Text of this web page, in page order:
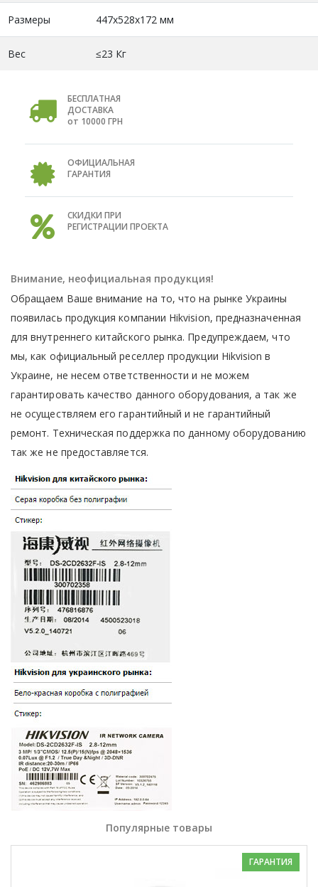
Размеры 447x528x172 мм
Вес ≤23 Кг
БЕСПЛАТНАЯ
ДОСТАВКА
от 10000 ГРН
ОФИЦИАЛЬНАЯ
ГАРАНТИЯ
СКИДКИ ПРИ
РЕГИСТРАЦИИ ПРОЕКТА
Внимание, неофициальная продукция!
Обращаем Ваше внимание на то, что на рынке Украины
появилась продукция компании Hikvision, предназначенная
для внутреннего китайского рынка. Предупреждаем, что
мы, как официальный реселлер продукции Hikvision в
Украине, не несем ответственности и не можем
гарантировать качество данного оборудования, а так же
не осуществляем его гарантийный и не гарантийный
ремонт. Техническая поддержка по данному оборудованию
так же не предоставляется.
Популярные товары
ГАРАНТИЯ